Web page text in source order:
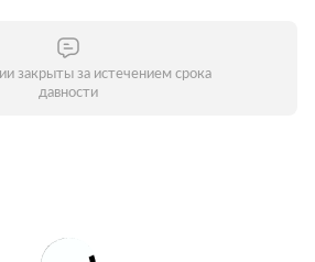
закрыты за истечением срока
давности